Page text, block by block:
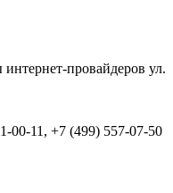
провайдеров ул.
00-11, +7 (499) 557-07-50